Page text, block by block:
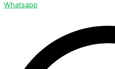
Whatsapp